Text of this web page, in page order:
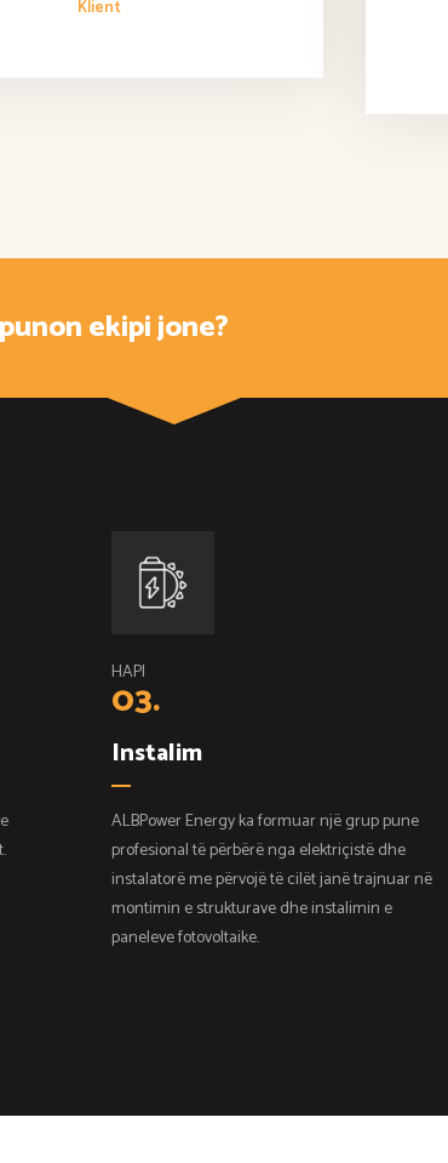
Klient
ekipi jone?
HAPI
03.
Instalim
ALBPower Energy ka formuar një grup pune
profesional të përbërë nga elektriçistë dhe
instalatorë me përvojë të cilët janë trajnuar në
montimin e strukturave dhe instalimin e
paneleve fotovoltaike.